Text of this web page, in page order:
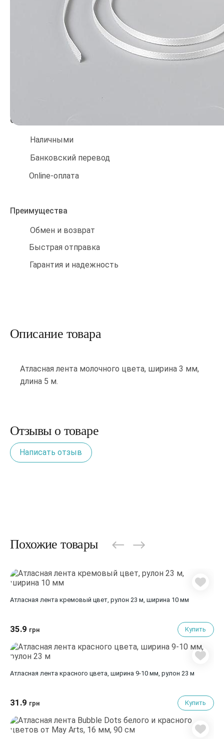
Доставка. Минимальная сумма заказа 150 грн
Отделение «Нова пошта» — от 40 грн
Оплата
Наличными
Банковский перевод
Online-оплата
Преимущества
Обмен и возврат
Быстрая отправка
Гарантия и надежность
Описание товара
Атласная лента молочного цвета, ширина 3 мм,
длина 5 м.
Отзывы о товаре
Написать отзыв
Похожие товары
Атласная лента кремовый цвет, рулон 23 м, ширина 10 мм
35.9 грн Купить
Атласная лента красного цвета, ширина 9-10 мм, рулон 23 м
31.9 грн Купить